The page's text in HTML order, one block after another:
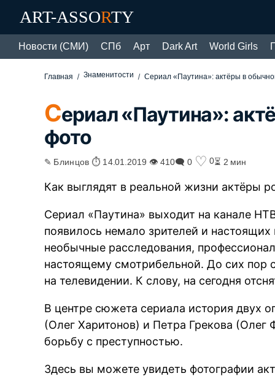
ART-ASSORTY
Новости (СМИ) СПб Арт Dark Art World Girls
Главная Знаменитости Сериал «Паутина»: актёры в
Сериал «Паутина»:
фото
✎ Блинцов ⏱ 14.01.2019 👁 410🗨 0 ♡ 0⏳ 2 мин
Как выглядят в реальной жизни актёры
Сериал «Паутина» выходит на канале
появилось немало зрителей и
необычные расследования,
настоящему смотрибельной. До сих пор
на телевидении. К слову, на сегодня
В центре сюжета сериала история двух
(Олег Харитонов) и Петра Грекова
борьбу с преступностью.
Здесь вы можете увидеть фотографии